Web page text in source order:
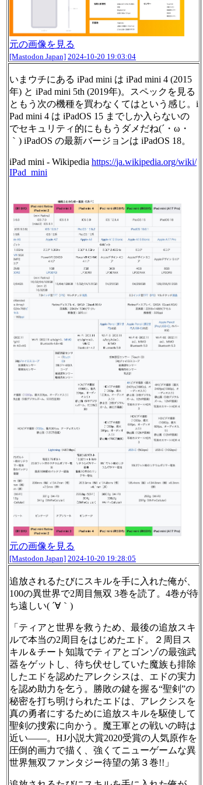
元の画像を見る
[Mastodon Japan] 2024-10-20 19:03:04
いまウチにある iPad mini は iPad mini 4 (2015
年) と iPad mini 5th (2019年)。スペックを見る
ともう次の機種を買わなくてはという感じ。i
Pad mini 4 は iPadOS 15 までしか入らないの
でセキュリティ的にももうダメだね(´・ω・
｀) iPadOS の最新バージョンは iPadOS 18。
iPad mini - Wikipedia https://ja.wikipedia.org/wiki/
IPad_mini
元の画像を見る
[Mastodon Japan] 2024-10-20 19:28:05
追放されるたびにスキルを手に入れた俺が、
100の異世界で2周目無双 3巻を読了。4巻が待
ち遠しい( ´∀｀)
「ティアと世界を救うため、最後の追放スキ
ルで本当の2周目をはじめたエド。２周目ス
キル＆チート知識でティアとゴンゾの最強武
器をゲットし、待ち伏せしていた魔族も排除
したエドを認めたアレクシスは、エドの実力
を認め助力を乞う。勝敗の鍵を握る“聖剣”の
秘密を打ち明けられたエドは、アレクシスを
真の勇者にするために追放スキルを駆使して
聖剣の捜索に向かう。魔王軍との戦いの時は
近い――。HJ小説大賞2020受賞の人気原作を
圧倒的画力で描く、強くてニューゲームな異
世界無双ファンタジー待望の第３巻!!」